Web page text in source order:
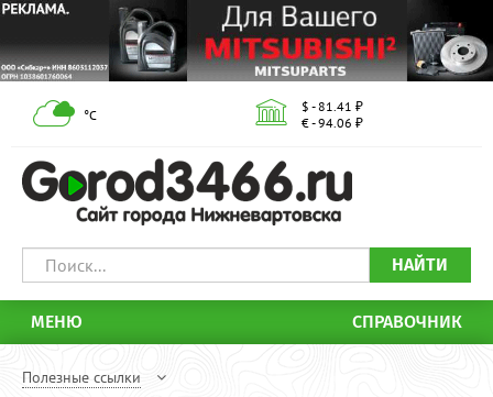
°С
$ - 81.41 ₽
€ - 94.06 ₽
НАЙТИ
МЕНЮ СПРАВОЧНИК
Полезные ссылки